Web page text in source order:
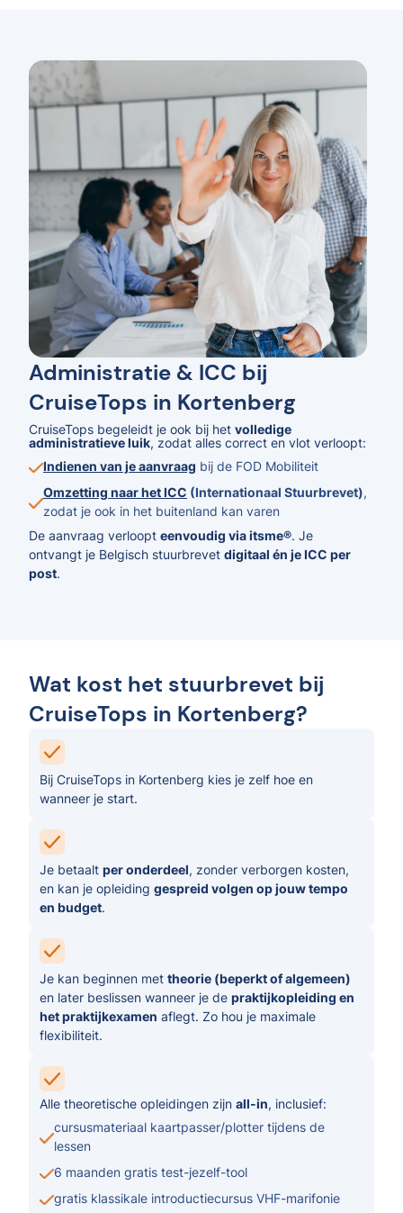
Administratie & ICC bij
CruiseTops in Kortenberg
CruiseTops begeleidt je ook bij het volledige
administratieve luik, zodat alles correct en vlot verloopt:
Indienen van je aanvraag bij de FOD Mobiliteit
Omzetting naar het ICC (Internationaal Stuurbrevet),
zodat je ook in het buitenland kan varen
De aanvraag verloopt eenvoudig via itsme®. Je
ontvangt je Belgisch stuurbrevet digitaal én je ICC per
post.
Wat kost het stuurbrevet bij
CruiseTops in Kortenberg?
Bij CruiseTops in Kortenberg kies je zelf hoe en
wanneer je start.
Je betaalt per onderdeel, zonder verborgen kosten,
en kan je opleiding gespreid volgen op jouw tempo
en budget.
Je kan beginnen met theorie (beperkt of algemeen)
en later beslissen wanneer je de praktijkopleiding en
het praktijkexamen aflegt. Zo hou je maximale
flexibiliteit.
Alle theoretische opleidingen zijn all-in, inclusief:
cursusmateriaal kaartpasser/plotter tijdens de
lessen
6 maanden gratis test-jezelf-tool
gratis klassikale introductiecursus VHF-marifonie